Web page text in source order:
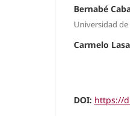
Bernabé
Universidad de
Carmelo
DOI: https://